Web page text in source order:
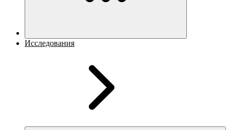
Исследования